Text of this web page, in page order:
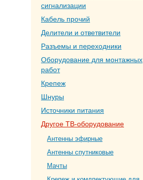
сигнализации
Кабель прочий
Делители и ответвители
Разъемы и переходники
Оборудование для монтажных
работ
Крепеж
Шнуры
Источники питания
Другое ТВ-оборудование
Антенны эфирные
Антенны спутниковые
Мачты